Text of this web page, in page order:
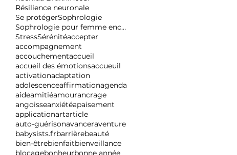
Résilience neuronale
Se protégerSophrologie
Sophrologie pour femme enceinte
StressSérénitéaccepter
accompagnement
accouchementaccueil
accueil des émotionsaccueuil
activationadaptation
adolescenceaffirmationagenda
aideamitiéamourancrage
angoisseanxiétéapaisement
applicationartarticle
auto-guérisonavanceraventure
babysists.frbarrièrebeauté
bien-êtrebienfaitbienveillance
blocagebonheurbonne année